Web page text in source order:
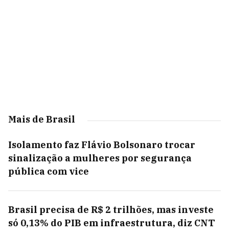
Mais de Brasil
Isolamento faz Flávio Bolsonaro trocar
sinalização a mulheres por segurança
pública com vice
Brasil precisa de R$ 2 trilhões, mas investe
só 0,13% do PIB em infraestrutura, diz CNT